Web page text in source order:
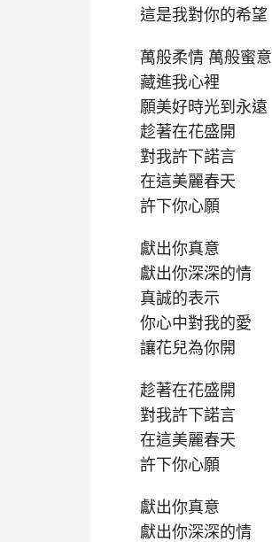
這是我對你的希望
萬般柔情 萬般蜜意
藏進我心裡
願美好時光到永遠
趁著在花盛開
對我許下諾言
在這美麗春天
許下你心願
獻出你真意
獻出你深深的情
真誠的表示
你心中對我的愛
讓花兒為你開
趁著在花盛開
對我許下諾言
在這美麗春天
許下你心願
獻出你真意
獻出你深深的情